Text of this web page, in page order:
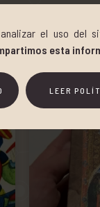
el uso del
esta
LEER